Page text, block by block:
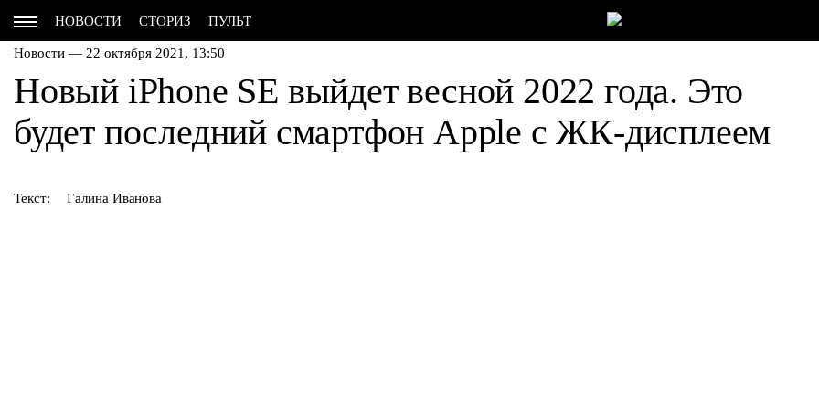
НОВОСТИ СТОРИЗ ПУЛЬТ
Новости — 22 октября 2021, 13:50
Новый iPhone SE выйдет весной 2022 года. Это
будет последний смартфон Apple с ЖК-дисплеем
Текст: Галина Иванова